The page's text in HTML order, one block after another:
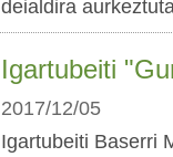
deialdira
Igartubeiti
2017/12/05
Igartubeiti Baserri